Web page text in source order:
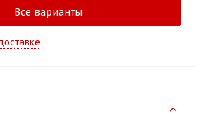
Все варианты